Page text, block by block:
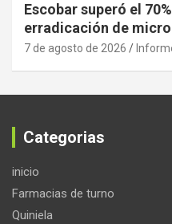
Escobar superó el
erradicación de
7 de agosto de 2026
Categorias
inicio
Farmacias de turno
Quiniela